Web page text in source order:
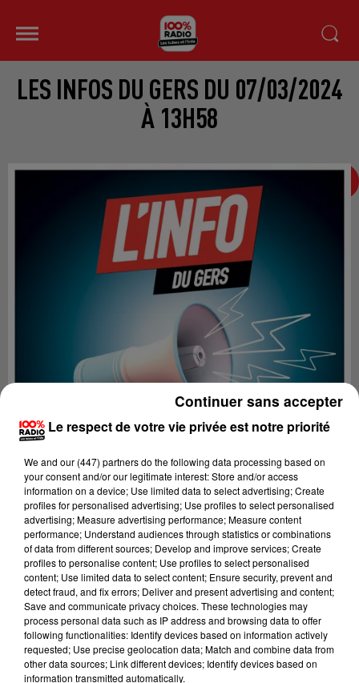
LES INFOS DU GERS DU 07/03/2024
À 13H58
Lecture (2 min 22 sec)
100%
Le respect de votre vie privée est notre priorité
We and our (447) partnersdo the following data processing based on
your consent and/or our legitimate interest: Store and/or access
information on a device; Use limited data to select advertising; Create
profiles for personalised advertising; Use profiles to select personalised
advertising; Measure advertising performance; Measure content
performance; Understand audiences through statistics or combinations
of data from different sources; Develop and improve services; Create
profiles to personalise content; Use profiles to select personalised
content; Use limited data to select content; Ensure security, prevent and
detect fraud, and fix errors; Deliver and present advertising and content;
Save and communicate privacy choices. These technologies may
process personal data such as IP address and browsing data to offer
following functionalities: Identify devices based on information actively
requested; Use precise geolocation data; Match and combine data from
other data sources; Link different devices; Identify devices based on
information transmitted automatically.
Continuer sans accepter